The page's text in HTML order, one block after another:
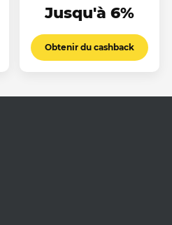
Jusqu'à 6%
Obtenir du cashback